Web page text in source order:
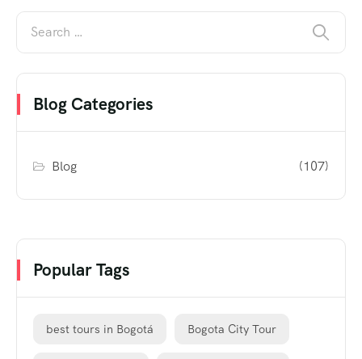
Blog Categories
Blog (107)
Popular Tags
best tours in Bogotá Bogota City Tour